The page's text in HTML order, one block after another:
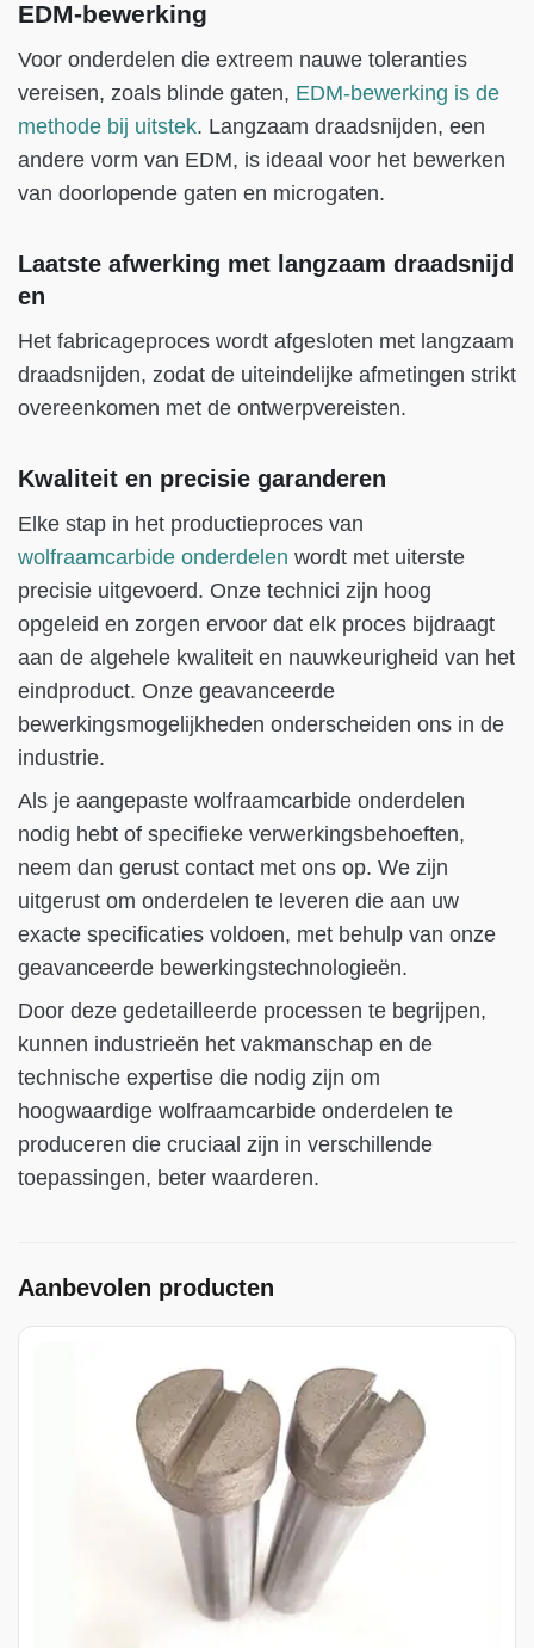
EDM-bewerking
Voor onderdelen die extreem nauwe toleranties
vereisen, zoals blinde gaten, EDM-bewerking is de
methode bij uitstek. Langzaam draadsnijden, een
andere vorm van EDM, is ideaal voor het bewerken
van doorlopende gaten en microgaten.
Laatste afwerking met langzaam draadsnijd
en
Het fabricageproces wordt afgesloten met langzaam
draadsnijden, zodat de uiteindelijke afmetingen strikt
overeenkomen met de ontwerpvereisten.
Kwaliteit en precisie garanderen
Elke stap in het productieproces van
wolfraamcarbide onderdelen wordt met uiterste
precisie uitgevoerd. Onze technici zijn hoog
opgeleid en zorgen ervoor dat elk proces bijdraagt
aan de algehele kwaliteit en nauwkeurigheid van het
eindproduct. Onze geavanceerde
bewerkingsmogelijkheden onderscheiden ons in de
industrie.
Als je aangepaste wolfraamcarbide onderdelen
nodig hebt of specifieke verwerkingsbehoeften,
neem dan gerust contact met ons op. We zijn
uitgerust om onderdelen te leveren die aan uw
exacte specificaties voldoen, met behulp van onze
geavanceerde bewerkingstechnologieën.
Door deze gedetailleerde processen te begrijpen,
kunnen industrieën het vakmanschap en de
technische expertise die nodig zijn om
hoogwaardige wolfraamcarbide onderdelen te
produceren die cruciaal zijn in verschillende
toepassingen, beter waarderen.
Aanbevolen producten